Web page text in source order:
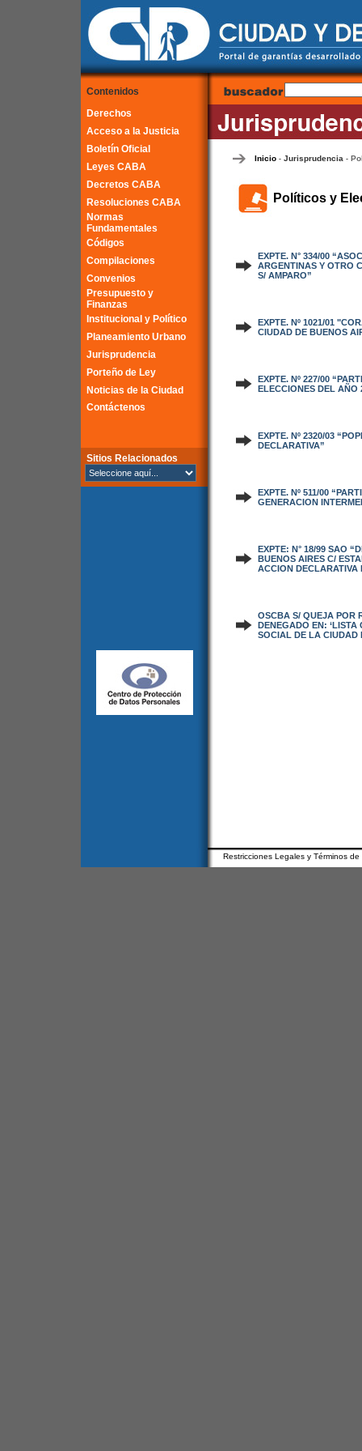
Contenidos
Derechos
Acceso a la Justicia
Boletín Oficial
Leyes CABA
Decretos CABA
Resoluciones CABA
Normas
Fundamentales
Códigos
Compilaciones
Convenios
Presupuesto y
Finanzas
Institucional y Político
Planeamiento Urbano
Jurisprudencia
Porteño de Ley
Noticias de la Ciudad
Contáctenos
Sitios Relacionados
Inicio - Jurisprudencia -
Políticos y
EXPTE. N° 334/00
ARGENTINAS Y OTRO
S/ AMPARO”
EXPTE. Nº 1021/01
CIUDAD DE BUENOS
EXPTE. Nº 227/00
ELECCIONES DEL AÑO
EXPTE. Nº 2320/03
DECLARATIVA”
EXPTE. Nº 511/00
GENERACION
EXPTE: N° 18/99 SAO
BUENOS AIRES C/
ACCION DECLARATIVA
OSCBA S/ QUEJA POR
DENEGADO EN:
SOCIAL DE LA CIUDAD
Restricciones Legales y Términos de